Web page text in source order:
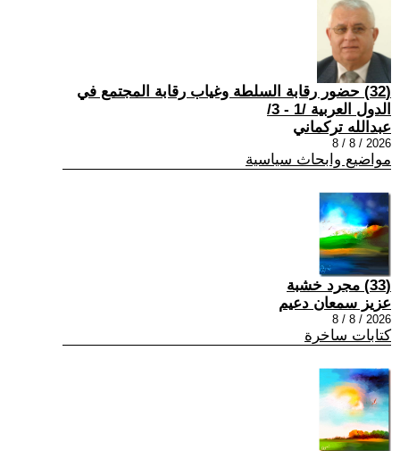
(32) حضور رقابة السلطة وغياب رقابة المجتمع في
الدول العربية /1 - 3/
عبدالله تركماني
2026 / 8 / 8
مواضيع وابحاث سياسية
(33) مجرد خشبة
عزيز سمعان دعيم
2026 / 8 / 8
كتابات ساخرة